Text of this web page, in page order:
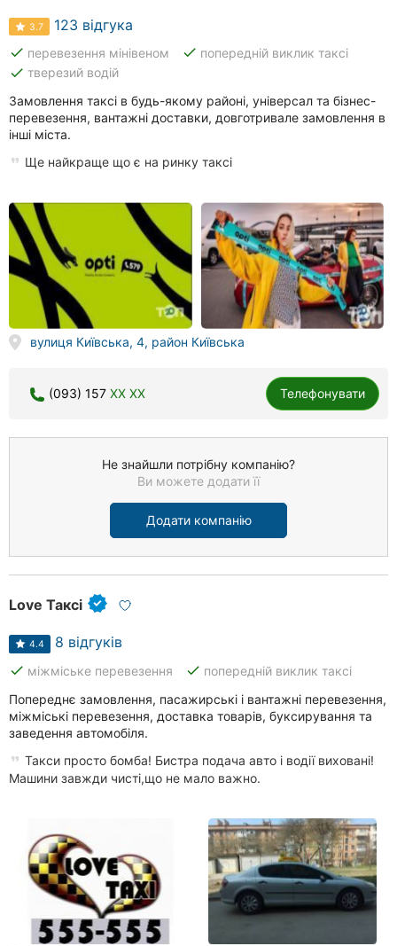
3.7 123 відгука
done перевезення мінівеном done попередній виклик таксі
done тверезий водій
Замовлення таксі в будь-якому районі, універсал та бізнес-
перевезення, вантажні доставки, довготривале замовлення в
інші міста.
Ще найкраще що є на ринку таксі
вулиця Київська, 4, район Київська
(093) 157 XX XX Телефонувати
Не знайшли потрібну компанію?
Ви можете додати її
Додати компанію
Love Таксі
4.4 8 відгуків
done міжміське перевезення done попередній виклик таксі
Попереднє замовлення, пасажирські і вантажні перевезення,
міжміські перевезення, доставка товарів, буксирування та
заведення автомобіля.
Такси просто бомба! Бистра подача авто і водії виховані!
Машини завжди чисті,що не мало важно.